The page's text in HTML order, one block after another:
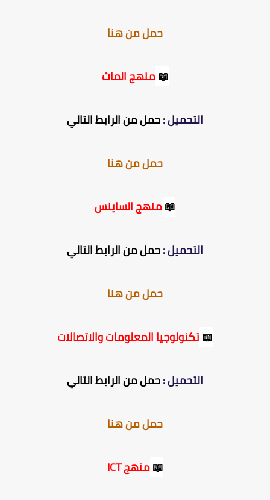
حمل من هنا
📖منهج الماث
التحميل :حمل من الرابط التالي
حمل من هنا
📖منهج الساينس
التحميل :حمل من الرابط التالي
حمل من هنا
📖تكنولوجيا المعلومات والاتصالات
التحميل :حمل من الرابط التالي
حمل من هنا
📖منهج ICT